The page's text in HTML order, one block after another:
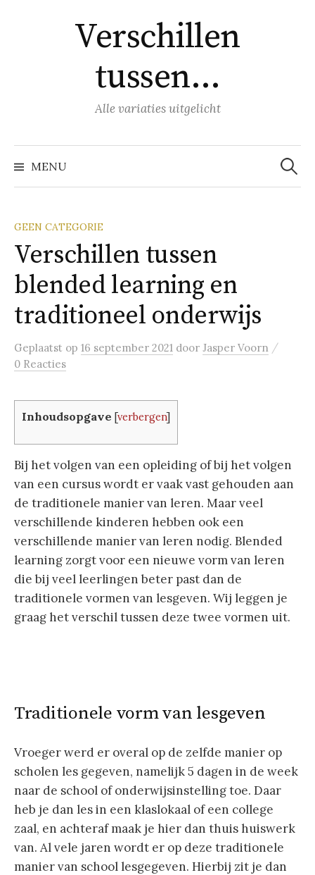
Verschillen
tussen…
Alle variaties uitgelicht
MENU
Zoeken
naar:
GEEN CATEGORIE
Verschillen tussen
blended learning en
traditioneel onderwijs
Geplaatst op 16 september 2021 door Jasper Voorn /
0 Reacties
Inhoudsopgave [verbergen]
Bij het volgen van een opleiding of bij het volgen
van een cursus wordt er vaak vast gehouden aan
de traditionele manier van leren. Maar veel
verschillende kinderen hebben ook een
verschillende manier van leren nodig. Blended
learning zorgt voor een nieuwe vorm van leren
die bij veel leerlingen beter past dan de
traditionele vormen van lesgeven. Wij leggen je
graag het verschil tussen deze twee vormen uit.
Traditionele vorm van lesgeven
Vroeger werd er overal op de zelfde manier op
scholen les gegeven, namelijk 5 dagen in de week
naar de school of onderwijsinstelling toe. Daar
heb je dan les in een klaslokaal of een college
zaal, en achteraf maak je hier dan thuis huiswerk
van. Al vele jaren wordt er op deze traditionele
manier van school lesgegeven. Hierbij zit je dan